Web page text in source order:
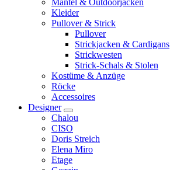
Mäntel & Outdoorjacken
Kleider
Pullover & Strick
Pullover
Strickjacken & Cardigans
Strickwesten
Strick-Schals & Stolen
Kostüme & Anzüge
Röcke
Accessoires
Designer
Chalou
CISO
Doris Streich
Elena Miro
Etage